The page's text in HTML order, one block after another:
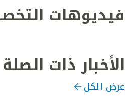
فيديوهات
الأخبار ذات الصلة
عرض الكل